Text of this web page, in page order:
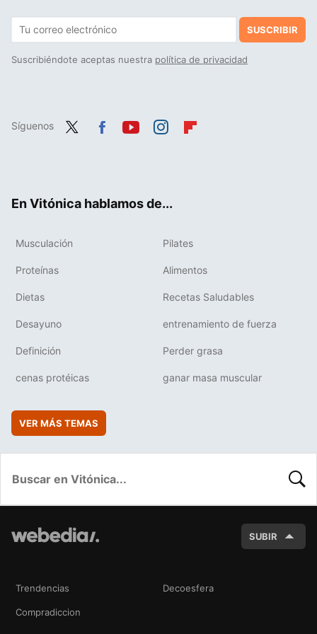
SUSCRIBIR
Suscribiéndote aceptas nuestra política de privacidad
Síguenos
En Vitónica hablamos de...
Musculación Pilates
Proteínas Alimentos
Dietas Recetas Saludables
Desayuno entrenamiento de fuerza
Definición Perder grasa
cenas protéicas ganar masa muscular
VER MÁS TEMAS
SUBIR
Trendencias Decoesfera
Compradiccion